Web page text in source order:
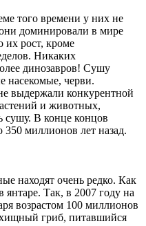
того времени у них не
доминировали в мире
их рост, кроме
Никаких
динозавров! Сушу
насекомые, черви.
выдержали конкурентной
и животных,
сушу. В конце концов
миллионов лет назад.
находят очень редко. Как
Так, в 2007 году на
возрастом 100 миллионов
гриб, питавшийся